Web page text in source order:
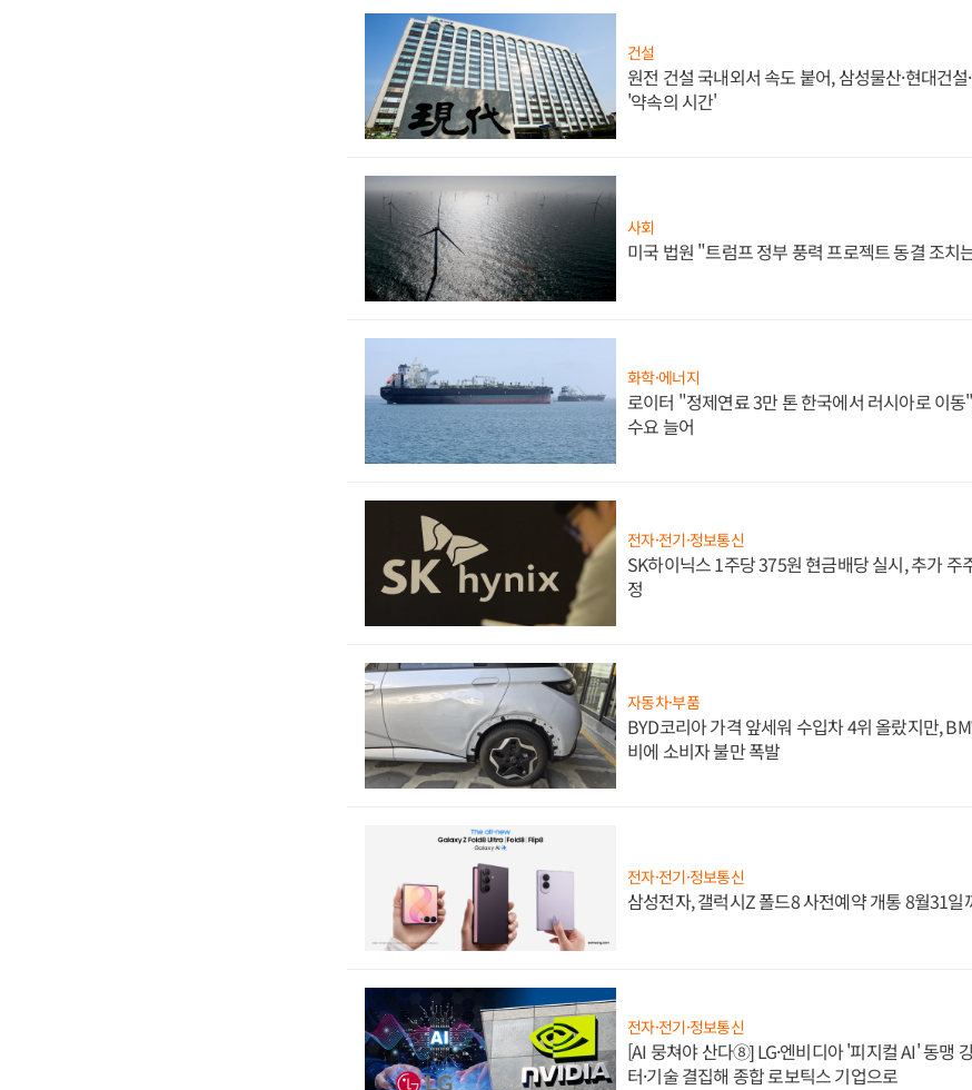
건설
원전 건설 국내외서 속도 붙어, 삼성물산·현대건
'약속의 시간'
사회
미국 법원 "트럼프 정부 풍력 프로젝트 동결 조치
화학·에너지
로이터 "정제연료 3만 톤 한국에서 러시아로 이
수요 늘어
전자·전기·정보통신
SK하이닉스 1주당 375원 현금배당 실시, 추가 주
정
자동차·부품
BYD코리아 가격 앞세워 수입차 4위 올랐지만,
비에 소비자 불만 폭발
전자·전기·정보통신
삼성전자, 갤럭시Z 폴드8 사전예약 개통 8월31일
전자·전기·정보통신
[AI 뭉쳐야 산다⑧] LG·엔비디아 '피지컬 AI' 동맹
터·기술 결집해 종합 로보틱스 기업으로